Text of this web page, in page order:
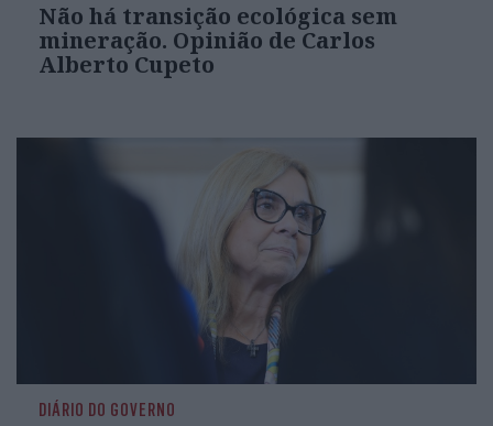
Não há transição ecológica sem
mineração. Opinião de Carlos
Alberto Cupeto
DIÁRIO DO GOVERNO